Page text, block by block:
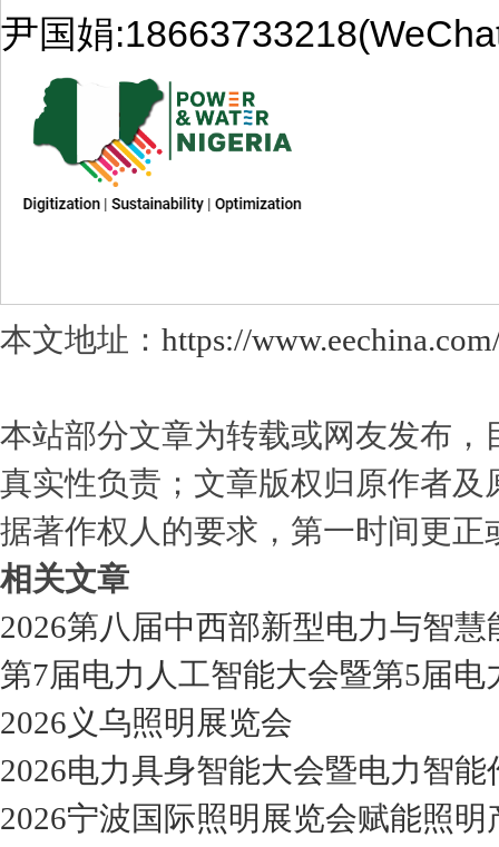
尹国娟
本文地址： https://
本站部分文章为转载或网友发布
真实性负责；文章版权归原作者
据著作权人的要求，第一时间更正
相关文章
2026第八届中西部新型电力与智
第7届电力人工智能大会暨第5届
2026义乌照明展览会
2026电力具身智能大会暨电力智能
2026宁波国际照明展览会赋能照明